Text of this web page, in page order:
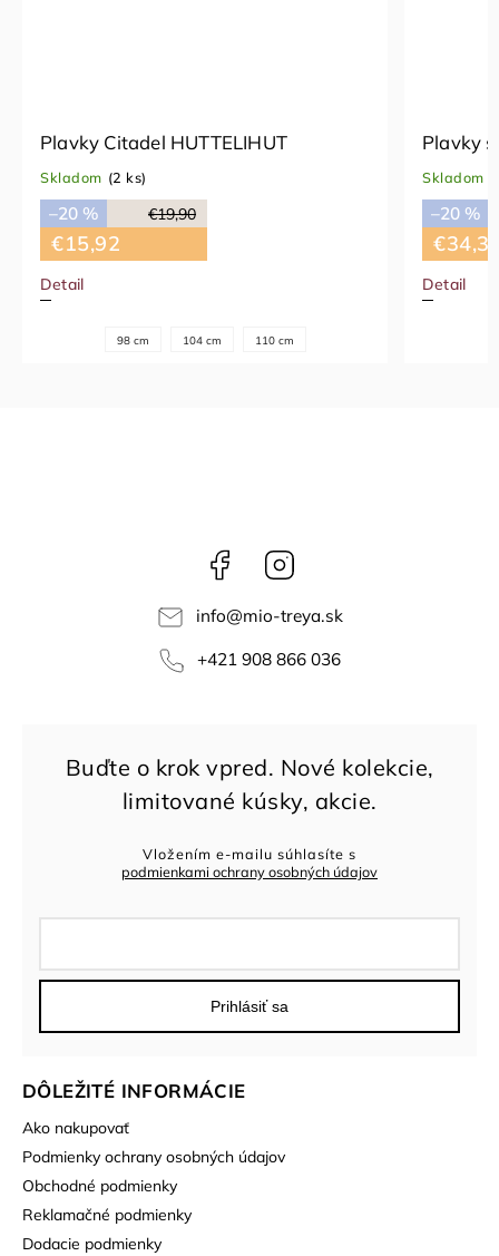
Plavky Citadel HUTTELIHUT
Skladom (2 ks)
€19,90
–20 %
€15,92
Detail
98 cm 104 cm 110 cm
Plavky
Skladom
–20 %
Detail
Facebook
info@mio-treya.sk
+421 908 866 036
DÔLEŽITÉ INFORMÁCIE
Ako nakupovať
Podmienky ochrany osobných údajov
Obchodné podmienky
Reklamačné podmienky
Dodacie podmienky
Vložením e-mailu súhlasíte s
podmienkami ochrany osobných údajov
Prihlásiť sa